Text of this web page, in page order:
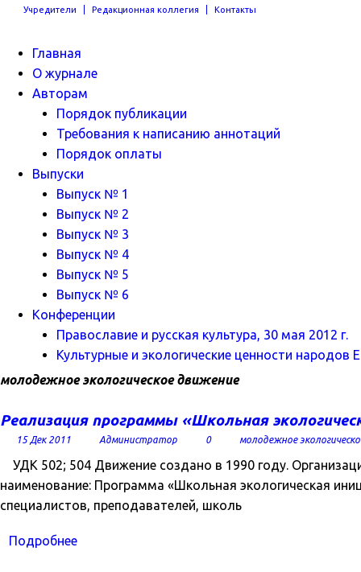
Учредители Редакционная коллегия Контакты
Главная
О журнале
Авторам
Порядок публикации
Требования к написанию аннотаций
Порядок оплаты
Выпуски
Выпуск № 1
Выпуск № 2
Выпуск № 3
Выпуск № 4
Выпуск № 5
Выпуск № 6
Конференции
Православие и русская культура, 30 мая 2012 г.
Культурные и экологические ценности народов
молодежное экологическое движение
Реализация программы «Школьная
15 Дек 2011 Администратор 0 молодежное
УДК 502; 504 Движение создано в 1990 году.
наименование: Программа «Школьная экологическая
специалистов, преподавателей, школь
Подробнее